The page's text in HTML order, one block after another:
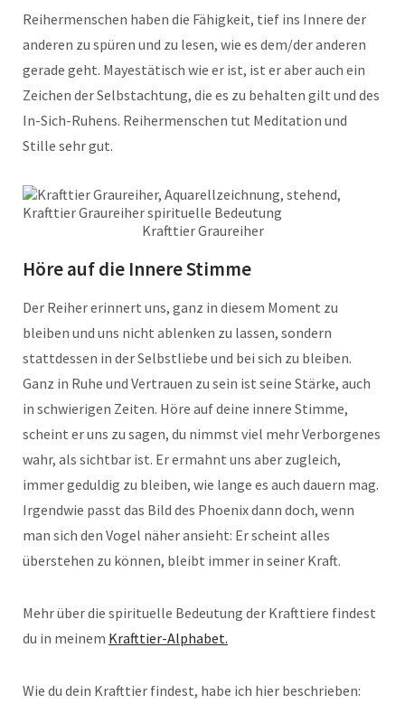
Reihermenschen haben die Fähigkeit, tief ins Innere der
anderen zu spüren und zu lesen, wie es dem/der anderen
gerade geht. Mayestätisch wie er ist, ist er aber auch ein
Zeichen der Selbstachtung, die es zu behalten gilt und des
In-Sich-Ruhens. Reihermenschen tut Meditation und
Stille sehr gut.
Krafttier Graureiher
Höre auf die Innere Stimme
Der Reiher erinnert uns, ganz in diesem Moment zu
bleiben und uns nicht ablenken zu lassen, sondern
stattdessen in der Selbstliebe und bei sich zu bleiben.
Ganz in Ruhe und Vertrauen zu sein ist seine Stärke, auch
in schwierigen Zeiten. Höre auf deine innere Stimme,
scheint er uns zu sagen, du nimmst viel mehr Verborgenes
wahr, als sichtbar ist. Er ermahnt uns aber zugleich,
immer geduldig zu bleiben, wie lange es auch dauern mag.
Irgendwie passt das Bild des Phoenix dann doch, wenn
man sich den Vogel näher ansieht: Er scheint alles
überstehen zu können, bleibt immer in seiner Kraft.
Mehr über die spirituelle Bedeutung der Krafttiere findest
du in meinem Krafttier-Alphabet.
Wie du dein Krafttier findest, habe ich hier beschrieben: